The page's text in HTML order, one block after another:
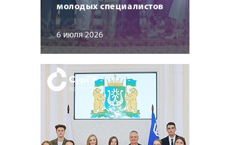
молодых специалистов
6 июля 2026